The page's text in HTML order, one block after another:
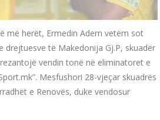
më herët, Ermedin Adem vetëm sot
drejtuesve të Makedonija Gj.P, skuadër
vendin tonë në eliminatoret e
Mesfushori 28-vjeçar skuadrës
e Renovës, duke vendosur